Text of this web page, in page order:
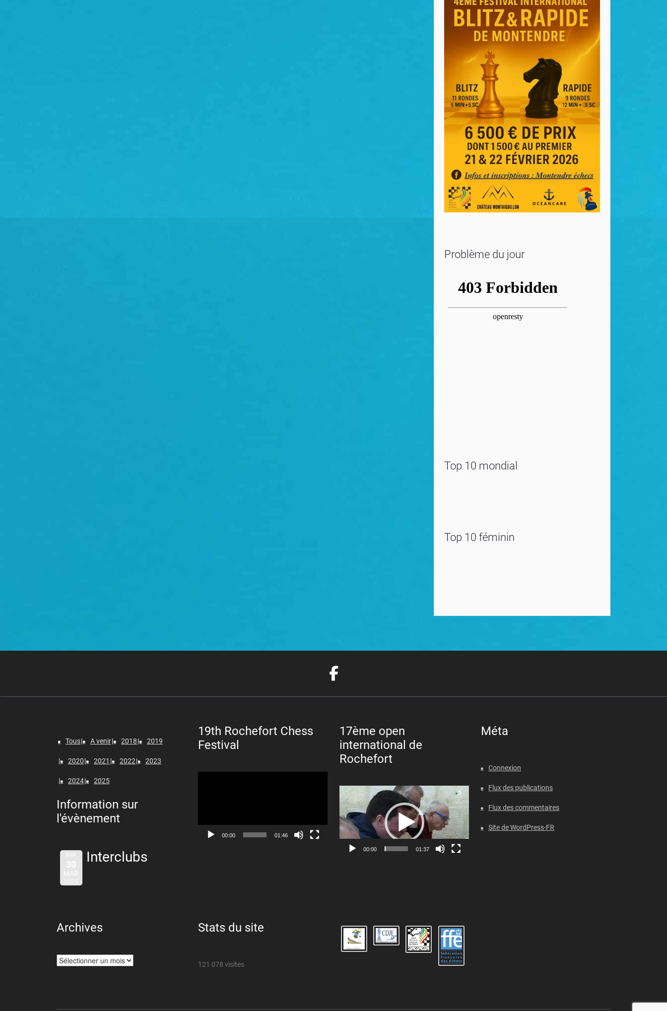
Problème du jour
Top 10 mondial
Top 10 féminin
Tous A venir 2018 2019
2020 2021 2022 2023
2024 2025
Information sur
l'évènement
DIM
30
MAR
2025
Interclubs
19th Rochefort Chess
Festival
00:00 01:46
17ème open
international de
Rochefort
Lecteur
vidéo
00:00 01:37
Méta
Connexion
Flux des publications
Flux des commentaires
Site de WordPress-FR
Archives
Archives
Stats du site
121 078 visites